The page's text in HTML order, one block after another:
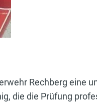
Rechberg eine
die die Prüfung